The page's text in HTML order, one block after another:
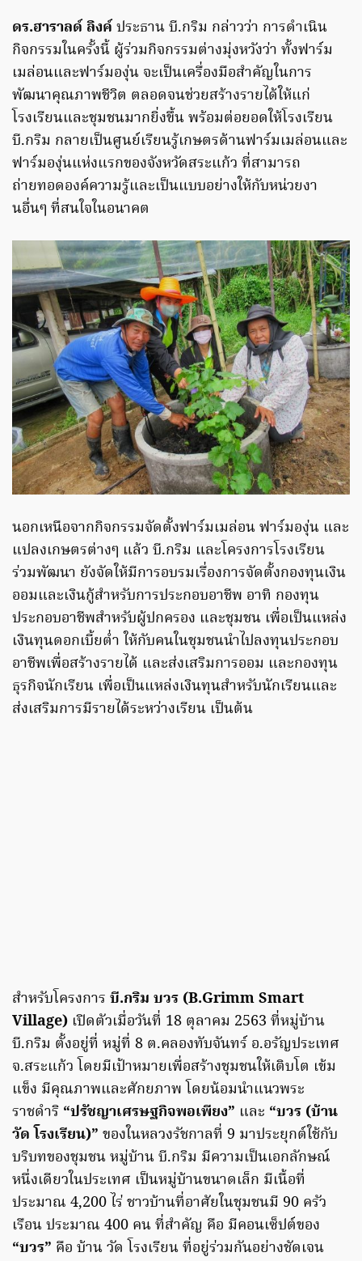
ดร.ฮาราลด์ ลิงค์ประธาน บี.กริม กล่าวว่า การดำเนิน
กิจกรรมในครั้งนี้ ผู้ร่วมกิจกรรมต่างมุ่งหวังว่า ทั้งฟาร์ม
เมล่อนและฟาร์มองุ่น จะเป็นเครื่องมือสำคัญในการ
พัฒนาคุณภาพชีวิต ตลอดจนช่วยสร้างรายได้ให้แก่
โรงเรียนและชุมชนมากยิ่งขึ้น พร้อมต่อยอดให้โรงเรียน
บี.กริม กลายเป็นศูนย์เรียนรู้เกษตรด้านฟาร์มเมล่อนและ
ฟาร์มองุ่นแห่งแรกของจังหวัดสระแก้ว ที่สามารถ
ถ่ายทอดองค์ความรู้และเป็นแบบอย่างให้กับหน่วยงา
นอื่นๆ ที่สนใจในอนาคต
นอกเหนือจากกิจกรรมจัดตั้งฟาร์มเมล่อน ฟาร์มองุ่น และ
แปลงเกษตรต่างๆ แล้ว บี.กริม และโครงการโรงเรียน
ร่วมพัฒนา ยังจัดให้มีการอบรมเรื่องการจัดตั้งกองทุนเงิน
ออมและเงินกู้สำหรับการประกอบอาชีพ อาทิ กองทุน
ประกอบอาชีพสำหรับผู้ปกครอง และชุมชน เพื่อเป็นแหล่ง
เงินทุนดอกเบี้ยต่ำ ให้กับคนในชุมชนนำไปลงทุนประกอบ
อาชีพเพื่อสร้างรายได้ และส่งเสริมการออม และกองทุน
ธุรกิจนักเรียน เพื่อเป็นแหล่งเงินทุนสำหรับนักเรียนและ
ส่งเสริมการมีรายได้ระหว่างเรียน เป็นต้น
สำหรับโครงการ บี.กริม บวร (B.Grimm Smart
Village) เปิดตัวเมื่อวันที่ 18 ตุลาคม 2563 ที่หมู่บ้าน
บี.กริม ตั้งอยู่ที่ หมู่ที่ 8 ต.คลองทับจันทร์ อ.อรัญประเทศ
จ.สระแก้ว โดยมีเป้าหมายเพื่อสร้างชุมชนให้เติบโต เข้ม
แข็ง มีคุณภาพและศักยภาพ โดยน้อมนำแนวพระ
ราชดำริ “ปรัชญาเศรษฐกิจพอเพียง” และ “บวร (บ้าน
วัด โรงเรียน)” ของในหลวงรัชกาลที่ 9 มาประยุกต์ใช้กับ
บริบทของชุมชน หมู่บ้าน บี.กริม มีความเป็นเอกลักษณ์
หนึ่งเดียวในประเทศ เป็นหมู่บ้านขนาดเล็ก มีเนื้อที่
ประมาณ 4,200 ไร่ ชาวบ้านที่อาศัยในชุมชนมี 90 ครัว
เรือน ประมาณ 400 คน ที่สำคัญ คือ มีคอนเซ็ปต์ของ
“บวร” คือ บ้าน วัด โรงเรียน ที่อยู่ร่วมกันอย่างชัดเจน